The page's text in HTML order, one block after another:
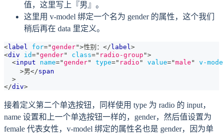
值，这里写上『男』。
这里用 v-model 绑定一个名为 gender 的属性，这个我们
稍后再在 data 里定义。
<label for="gender">性别： </ label>
<div id="gender" class=" radio-group ">
<input name="gender" type=" radio " value="male "
v-
>男</span
>
</div>
接着定义第二个单选按钮，同样使用 type 为 radio 的 input，
name 设置和上一个单选按钮一样的，gender，然后值设置为
female 代表女性，v-model 绑定的属性名也是 gender，因为单